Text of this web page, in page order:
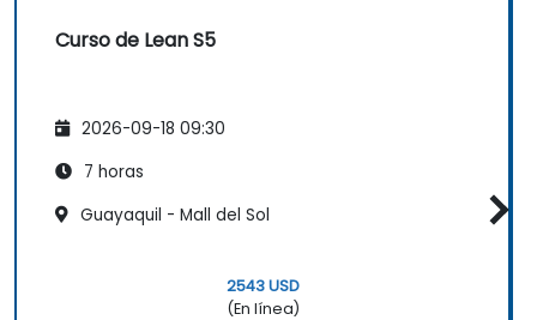
Curso de Lean S5
2026-09-18 09:30
7 horas
Guayaquil - Mall del Sol
2543 USD
(En línea)